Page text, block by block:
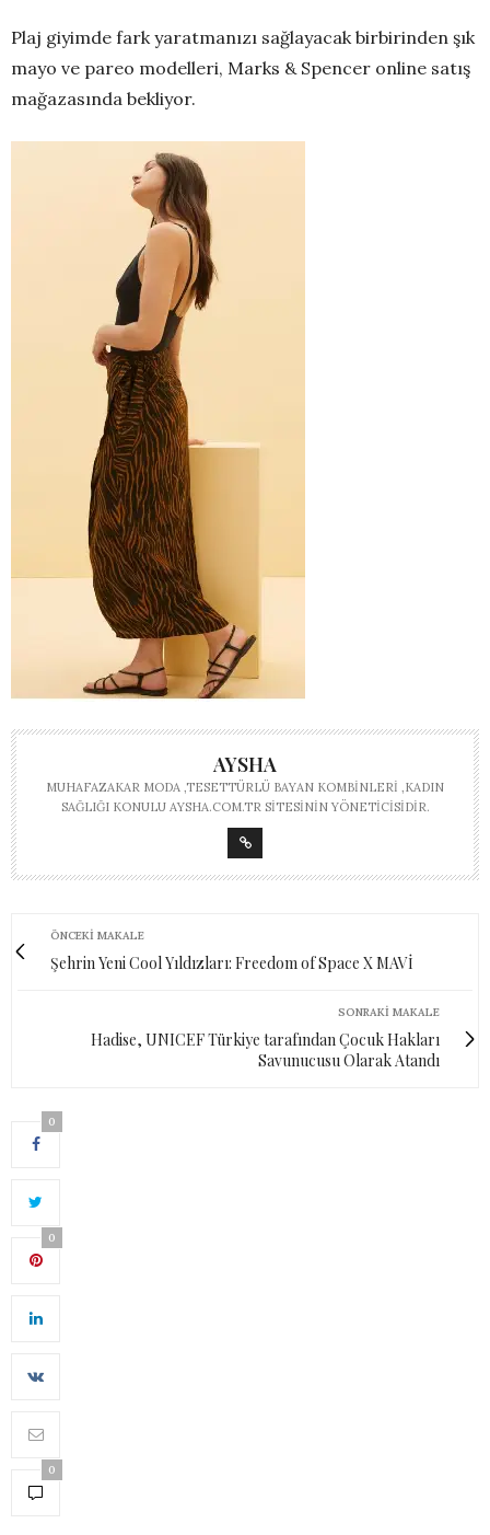
Plaj giyimde fark yaratmanızı sağlayacak birbirinden şık
mayo ve pareo modelleri, Marks & Spencer online satış
mağazasında bekliyor.
AYSHA
MUHAFAZAKAR MODA ,TESETTÜRLÜ BAYAN KOMBINLERI ,KADIN
SAĞLIĞI KONULU AYSHA.COM.TR SITESININ YÖNETICISIDIR.
ÖNCEKI MAKALE
Şehrin Yeni Cool Yıldızları: Freedom of Space X MAVİ
SONRAKI MAKALE
Hadise, UNICEF Türkiye tarafından Çocuk Hakları
Savunucusu Olarak Atandı
0
0
0